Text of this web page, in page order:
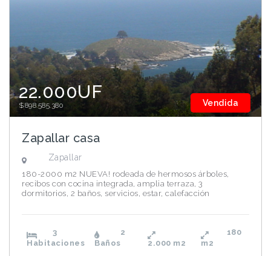
Vendida
22.000UF
$898.585.380
Zapallar casa
Zapallar
180-2000 m2 NUEVA! rodeada de hermosos árboles,
recibos con cocina integrada, amplia terraza, 3
dormitorios, 2 baños, servicios, estar, calefacción
3
Habitaciones
2
Baños
2.000 m2
180
m2